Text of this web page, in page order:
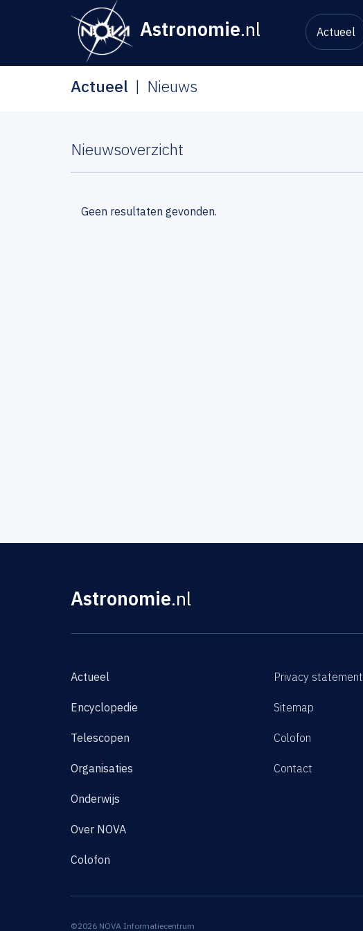
Astronomie.nl Actueel
Actueel Nieuws
Nieuwsoverzicht
Geen resultaten gevonden.
Astronomie.nl
Actueel
Encyclopedie
Telescopen
Organisaties
Onderwijs
Over NOVA
Colofon
Privacy statement
Sitemap
Colofon
Contact
©2026 NOVA Informatiecentrum